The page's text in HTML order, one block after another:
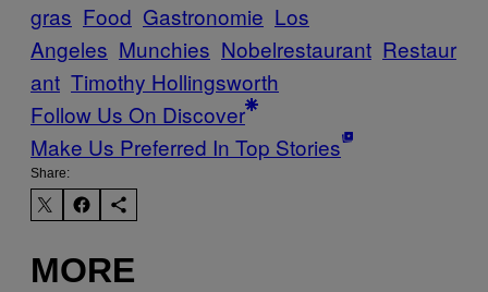
gras Food Gastronomie Los
Angeles Munchies Nobelrestaurant Restaur
ant Timothy Hollingsworth
Follow Us On Discover
Make Us Preferred In Top Stories
Share:
MORE